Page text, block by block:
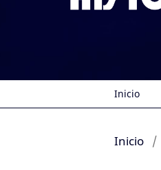
Inicio
Inicio /